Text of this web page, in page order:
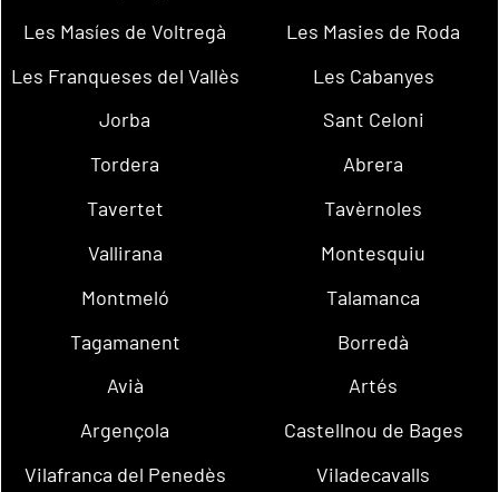
Les Masíes de Voltregà
Les Masies de Roda
Les Franqueses del Vallès
Les Cabanyes
Jorba
Sant Celoni
Tordera
Abrera
Tavertet
Tavèrnoles
Vallirana
Montesquiu
Montmeló
Talamanca
Tagamanent
Borredà
Avià
Artés
Argençola
Castellnou de Bages
Vilafranca del Penedès
Viladecavalls